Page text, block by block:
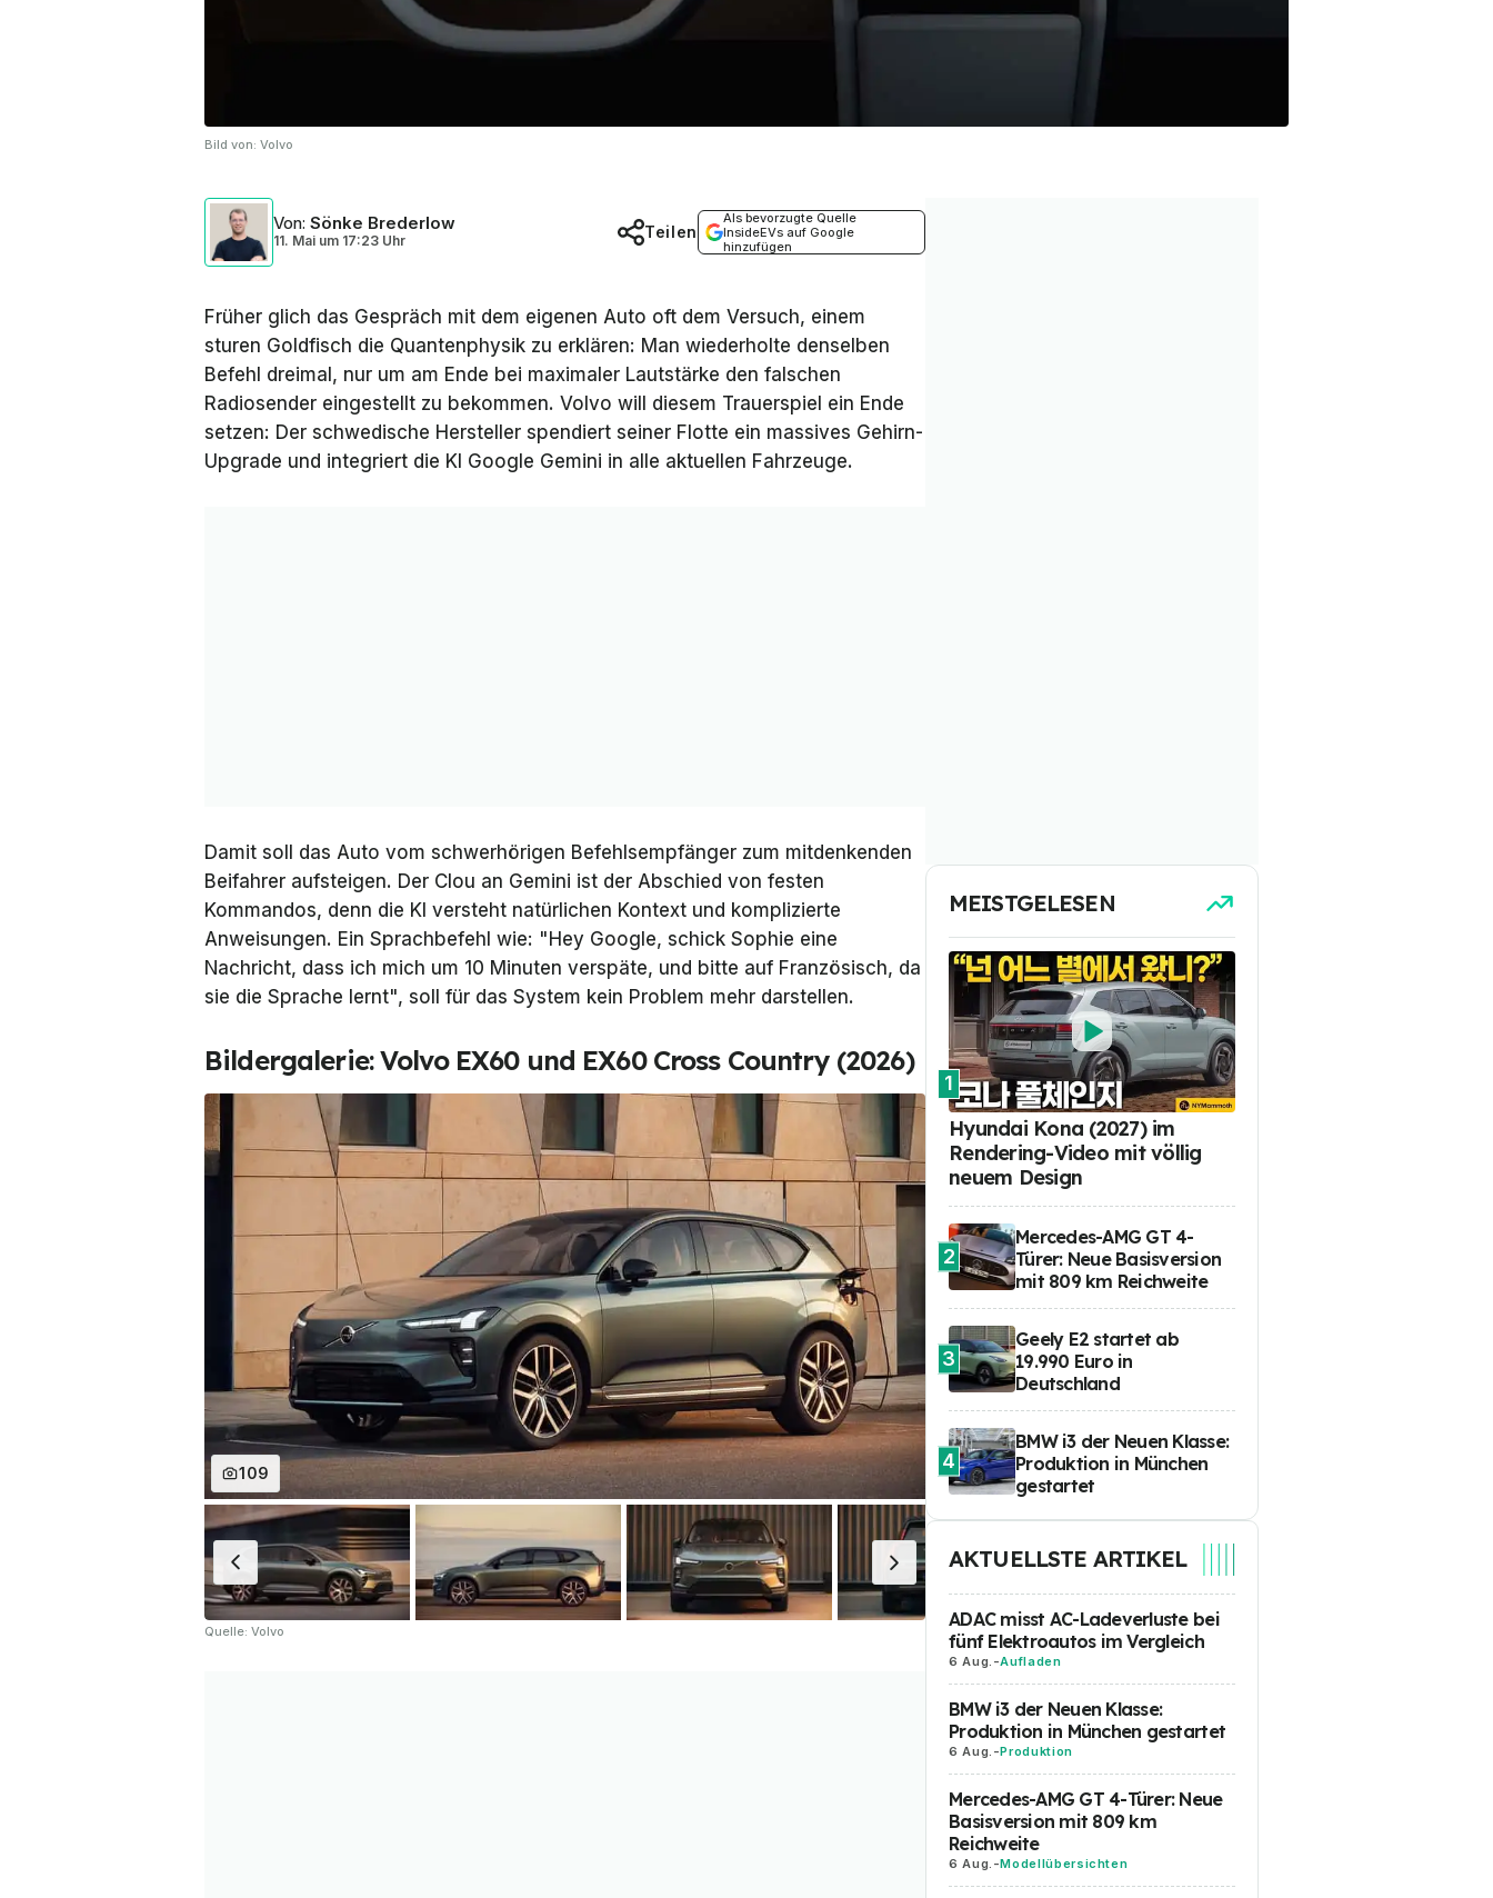
Bild von: Volvo
Von: Sönke Brederlow
11. Mai um 17:23 Uhr
Als bevorzugte Quelle
InsideEVs auf Google
hinzufügen
Teilen
Früher glich das Gespräch mit dem eigenen Auto oft dem Versuch, einem
sturen Goldfisch die Quantenphysik zu erklären: Man wiederholte denselben
Befehl dreimal, nur um am Ende bei maximaler Lautstärke den falschen
Radiosender eingestellt zu bekommen. Volvo will diesem Trauerspiel ein Ende
setzen: Der schwedische Hersteller spendiert seiner Flotte ein massives Gehirn-
Upgrade und integriert die KI Google Gemini in alle aktuellen Fahrzeuge.
Damit soll das Auto vom schwerhörigen Befehlsempfänger zum mitdenkenden
Beifahrer aufsteigen. Der Clou an Gemini ist der Abschied von festen
Kommandos, denn die KI versteht natürlichen Kontext und komplizierte
Anweisungen. Ein Sprachbefehl wie: "Hey Google, schick Sophie eine
Nachricht, dass ich mich um 10 Minuten verspäte, und bitte auf Französisch, da
sie die Sprache lernt", soll für das System kein Problem mehr darstellen.
Bildergalerie: Volvo EX60 und EX60 Cross Country (2026)
109
Quelle: Volvo
MEISTGELESEN
1
Hyundai Kona (2027) im
Rendering-Video mit völlig
neuem Design
2
Mercedes-AMG GT 4-
Türer: Neue Basisversion
mit 809 km Reichweite
3
Geely E2 startet ab
19.990 Euro in
Deutschland
4
BMW i3 der Neuen Klasse:
Produktion in München
gestartet
AKTUELLSTE ARTIKEL
ADAC misst AC-Ladeverluste bei
fünf Elektroautos im Vergleich
6 Aug. -Aufladen
BMW i3 der Neuen Klasse:
Produktion in München gestartet
6 Aug. -Produktion
Mercedes-AMG GT 4-Türer: Neue
Basisversion mit 809 km
Reichweite
6 Aug. -Modellübersichten